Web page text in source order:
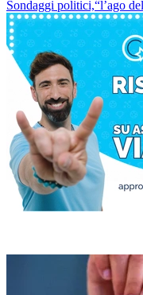
Sondaggi politici,“l’ago